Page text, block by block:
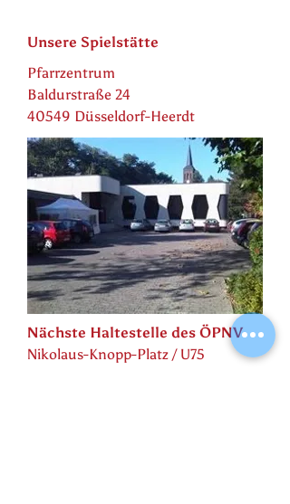
Unsere Spielstätte
Pfarrzentrum
Baldurstraße 24
40549 Düsseldorf-Heerdt
Nächste Haltestelle des ÖPNV
Nikolaus-Knopp-Platz / U75